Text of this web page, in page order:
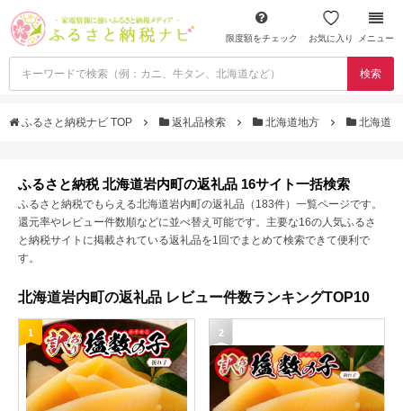
限度額をチェック お気に入り メニュー
検索
ふるさと納税ナビ TOP 返礼品検索 北海道地方 北海道
ふるさと納税 北海道岩内町の返礼品 16サイト一括検索
ふるさと納税でもらえる北海道岩内町の返礼品（183件）一覧ページです。
還元率やレビュー件数順などに並べ替え可能です。主要な16の人気ふるさ
と納税サイトに掲載されている返礼品を1回でまとめて検索できて便利で
す。
北海道岩内町の返礼品 レビュー件数ランキングTOP10
1 2